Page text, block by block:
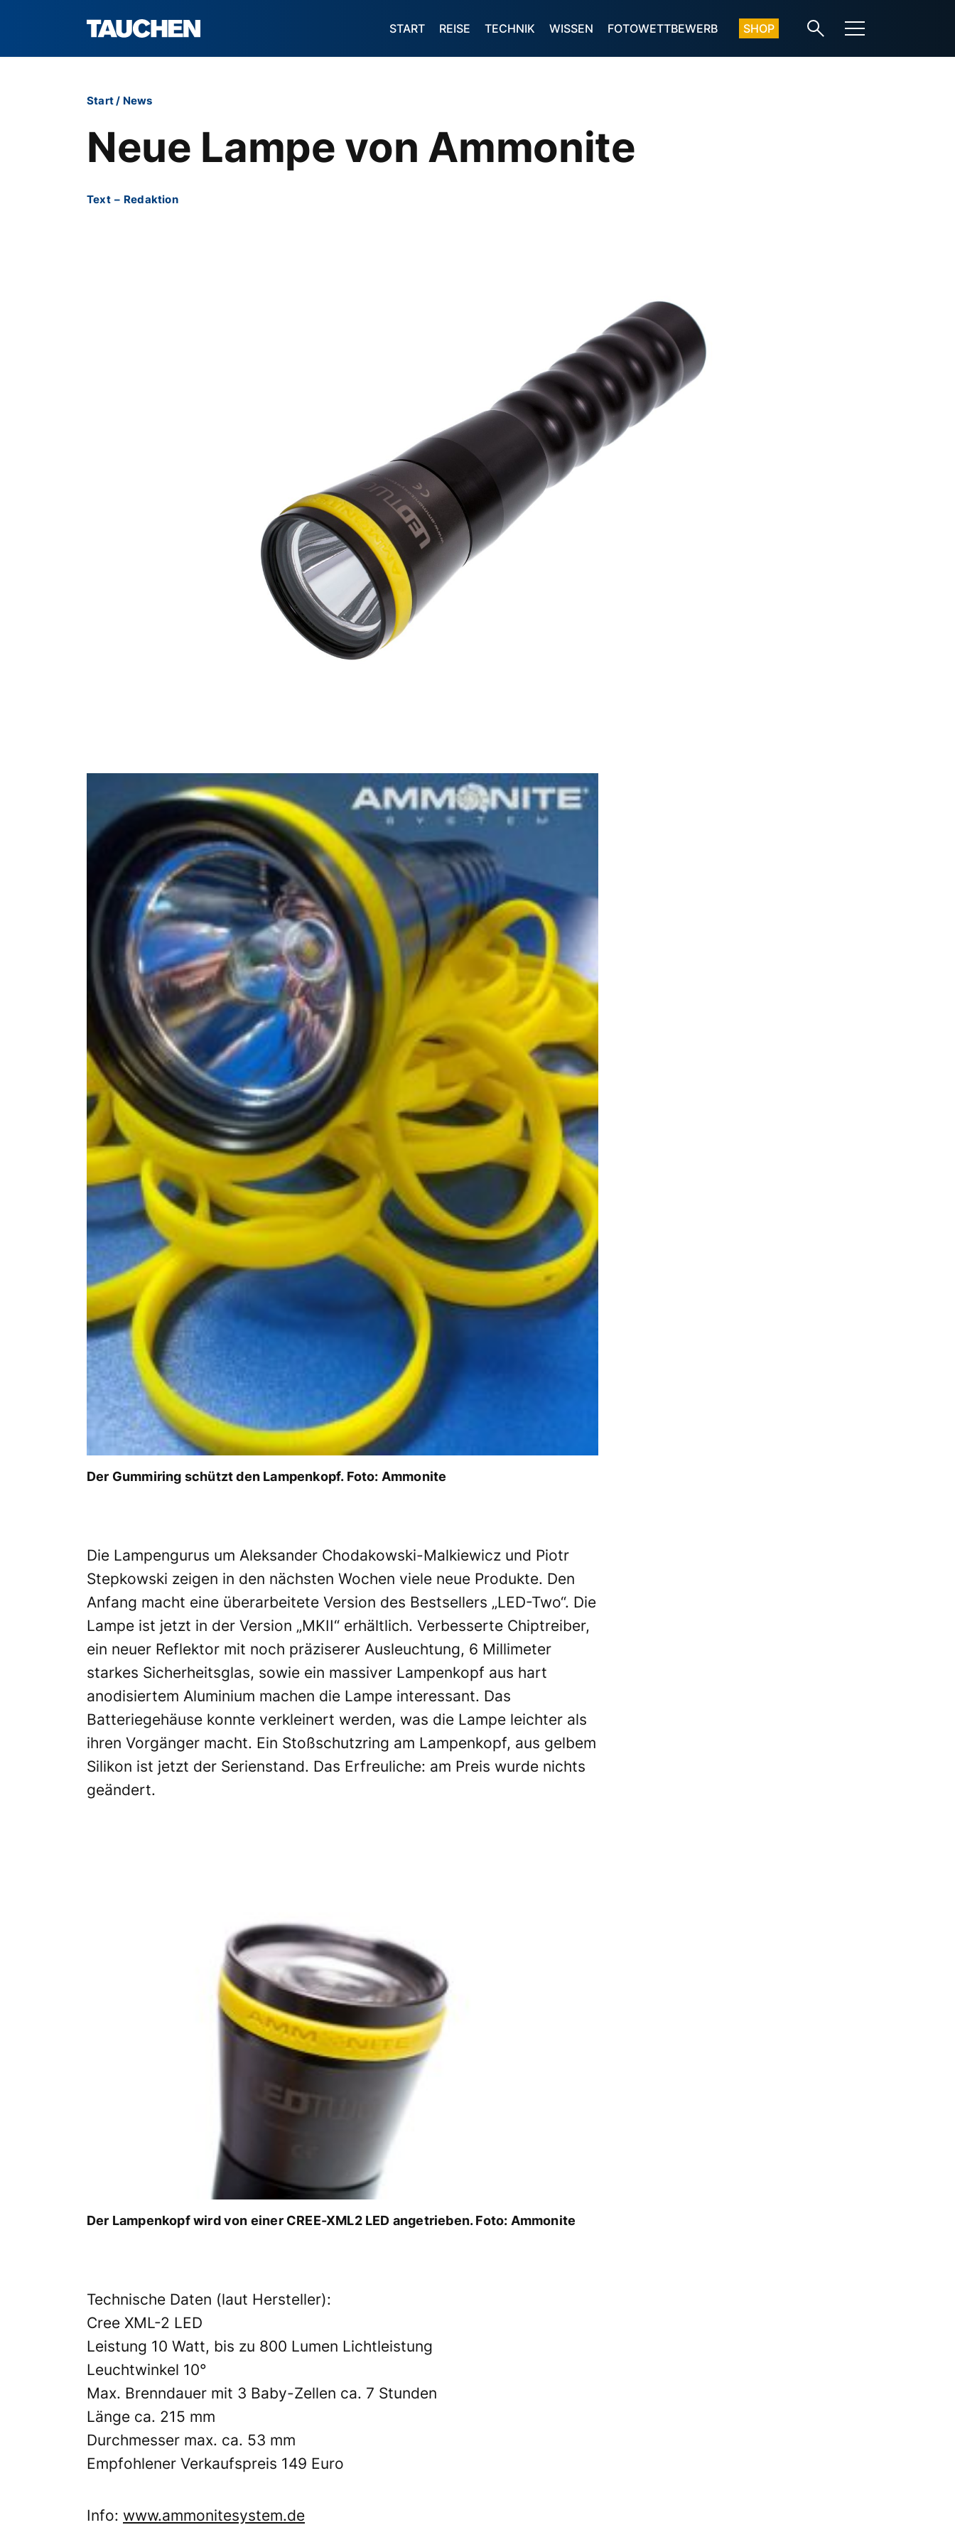
START REISE TECHNIK WISSEN FOTOWETTBEWERB SHOP
Start/ News
Neue Lampe von Ammonite
Text – Redaktion
Der Gummiring schützt den Lampenkopf. Foto: Ammonite
Die Lampengurus um Aleksander Chodakowski-Malkiewicz und Piotr
Stepkowski zeigen in den nächsten Wochen viele neue Produkte. Den
Anfang macht eine überarbeitete Version des Bestsellers „LED-Two“. Die
Lampe ist jetzt in der Version „MKII“ erhältlich. Verbesserte Chiptreiber,
ein neuer Reflektor mit noch präziserer Ausleuchtung, 6 Millimeter
starkes Sicherheitsglas, sowie ein massiver Lampenkopf aus hart
anodisiertem Aluminium machen die Lampe interessant. Das
Batteriegehäuse konnte verkleinert werden, was die Lampe leichter als
ihren Vorgänger macht. Ein Stoßschutzring am Lampenkopf, aus gelbem
Silikon ist jetzt der Serienstand. Das Erfreuliche: am Preis wurde nichts
geändert.
Der Lampenkopf wird von einer CREE-XML2 LED angetrieben. Foto: Ammonite
Technische Daten (laut Hersteller):
Cree XML-2 LED
Leistung 10 Watt, bis zu 800 Lumen Lichtleistung
Leuchtwinkel 10°
Max. Brenndauer mit 3 Baby-Zellen ca. 7 Stunden
Länge ca. 215 mm
Durchmesser max. ca. 53 mm
Empfohlener Verkaufspreis 149 Euro
Info: www.ammonitesystem.de